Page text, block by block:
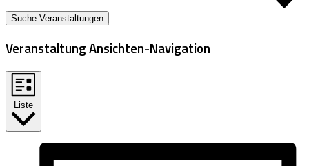
Suche Veranstaltungen
Veranstaltung Ansichten-Navigation
Liste